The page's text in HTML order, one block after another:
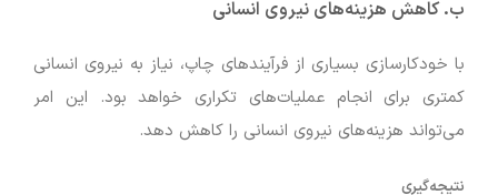
ب. کاهش هزینه‌های نیروی انسانی
با خودکارسازی بسیاری از فرآیندهای چاپ، نیاز به نیروی انسانی
کمتری برای انجام عملیات‌های تکراری خواهد بود. این امر
می‌تواند هزینه‌های نیروی انسانی را کاهش دهد.
نتیجه‌گیری